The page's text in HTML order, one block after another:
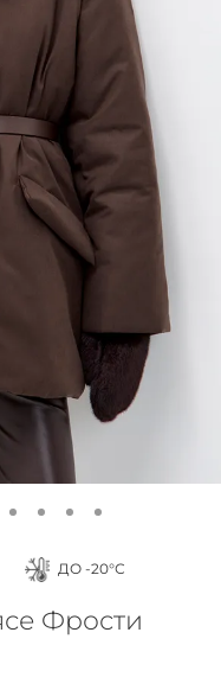
Фрости
ДО -20°С